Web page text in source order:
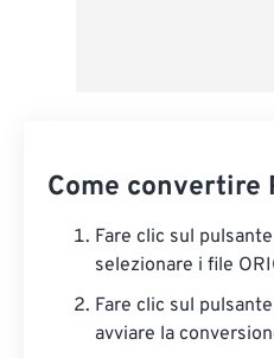
Come convertire
Fare clic sul pulsante
selezionare i file
Fare clic sul pulsante
avviare la